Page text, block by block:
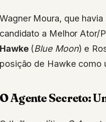
Wagner Moura, que
candidato a Melhor Ator/
Hawke(Blue Moon) e
posição de Hawke como
O Agente Secreto: